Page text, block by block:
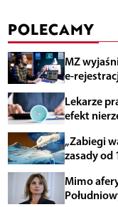
POLECAMY
MZ
e-
Lekarze
efekt
„Zabiegi
zasady od
Mimo